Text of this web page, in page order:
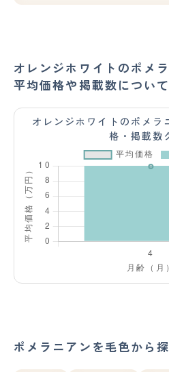
オレンジホワイトのポメ
平均価格や掲載数につい
オレンジホワイトのポメラ
格・掲載数
ポメラニアンを毛色から